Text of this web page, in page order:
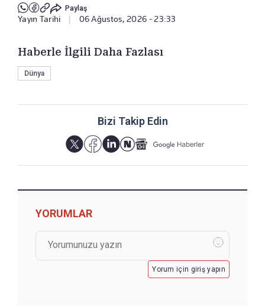
Paylaş
Yayın Tarihi 06 Ağustos, 2026 - 23:33
Haberle İlgili Daha Fazlası
Dünya
Bizi Takip Edin
YORUMLAR
Yorum için giriş yapın